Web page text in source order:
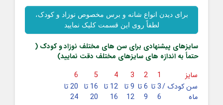
برای دیدن انواع شانه و برس مخصوص نوزاد و کودک،
لطفاً روی این قسمت کلیک نمایید
سایزهای پیشنهادی برای سن های مختلف نوزاد و کودک (
حتماً به اندازه های سایزهای مختلف دقت نمایید)
سایز 1
2
3
4
5
6
سن کودک /
ماه
3 تا
6
6 تا
9
9 تا
12
12 تا
16
16 تا
20
20 تا
24